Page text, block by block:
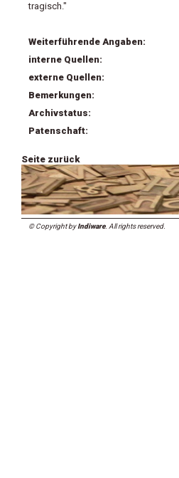
tragisch."
Weiterführende Angaben:
interne Quellen:
externe Quellen:
Bemerkungen:
Archivstatus:
Patenschaft:
Seite zurück
© Copyright byIndiware. All rights reserved.